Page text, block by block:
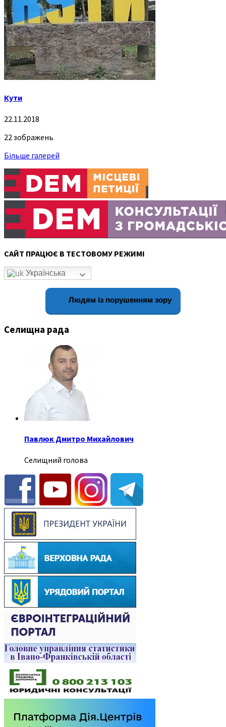
Кути
22.11.2018
22 зображень
Більше галерей
САЙТ ПРАЦЮЄ В ТЕСТОВОМУ РЕЖИМІ
Українська
Людям із порушенням зору
Селищна рада
Павлюк Дмитро Михайлович
Селищний голова